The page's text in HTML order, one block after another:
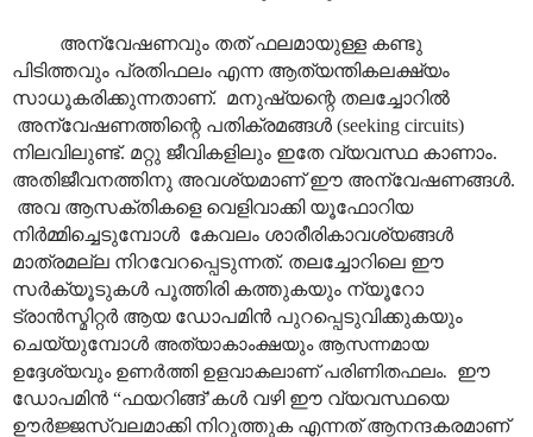
അന്വേഷണവും തത് ഫലമായുള്ള കണ്ടു
പിടിത്തവും പ്രതിഫലം എന്ന ആത്യന്തികലക്ഷ്യം
സാധൂകരിക്കുന്നതാണ്. മനുഷ്യന്റെ തലച്ചോറിൽ
അന്വേഷണത്തിന്റെ പതിക്രമങ്ങൾ (seeking circuits)
നിലവിലുണ്ട്. മറ്റു ജീവികളിലും ഇതേ വ്യവസ്ഥ കാണാം.
അതിജീവനത്തിനു അവശ്യമാണ് ഈ അന്വേഷണങ്ങൾ.
അവ ആസക്തികളെ വെളിവാക്കി യൂഫോറിയ
നിർമ്മിച്ചെടുമ്പോൾ കേവലം ശാരീരികാവശ്യങ്ങൾ
മാത്രമല്ല നിറവേറപ്പെടുന്നത്. തലച്ചോറിലെ ഈ
സർക്യൂടുകൾ പൂത്തിരി കത്തുകയും ന്യൂറോ
ട്രാൻസ്മിറ്റർ ആയ ഡോപമിൻ പുറപ്പെടുവിക്കുകയും
ചെയ്യുമ്പോൾ അത്യാകാംക്ഷയും ആസന്നമായ
ഉദ്ദേശ്യവും ഉണർത്തി ഉളവാകലാണ് പരിണിതഫലം. ഈ
ഡോപമിൻ “ഫയറിങ്ങ്’കൾ വഴി ഈ വ്യവസ്ഥയെ
ഊർജ്ജസ്വലമാക്കി നിറുത്തുക എന്നത് ആനന്ദകരമാണ്